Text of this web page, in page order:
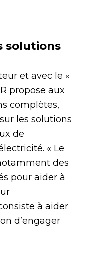
solutions
et avec le «
propose aux
complètes,
les solutions
de
« Le
des
pour aider à
à aider
d’engager